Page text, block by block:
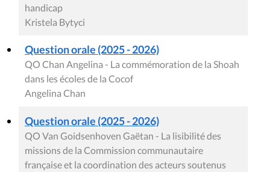
handicap
Kristela Bytyci
Question orale (2025 - 2026)
QO Chan Angelina - La commémoration de la Shoah
dans les écoles de la Cocof
Angelina Chan
Question orale (2025 - 2026)
QO Van Goidsenhoven Gaëtan - La lisibilité des
missions de la Commission communautaire
française et la coordination des acteurs soutenus